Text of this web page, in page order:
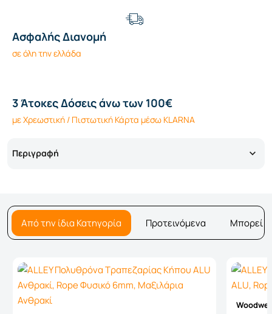
Ασφαλής Διανομή
σε όλη την ελλάδα
3 Άτοκες Δόσεις άνω των 100€
με Χρεωστική / Πιστωτική Κάρτα μέσω KLARNA
Περιγραφή
Από την ίδια Κατηγορία Προτεινόμενα Μπορεί